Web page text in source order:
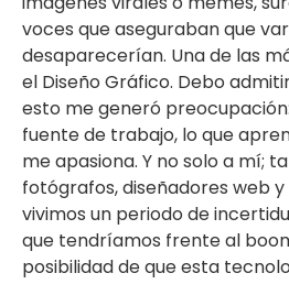
voces que aseguraban que
desaparecerían. Una de las
el Diseño Gráfico. Debo
esto me generó
fuente de trabajo, lo que
me apasiona. Y no solo a mí;
fotógrafos, diseñadores web
vivimos un periodo de
que tendríamos frente al
posibilidad de que esta